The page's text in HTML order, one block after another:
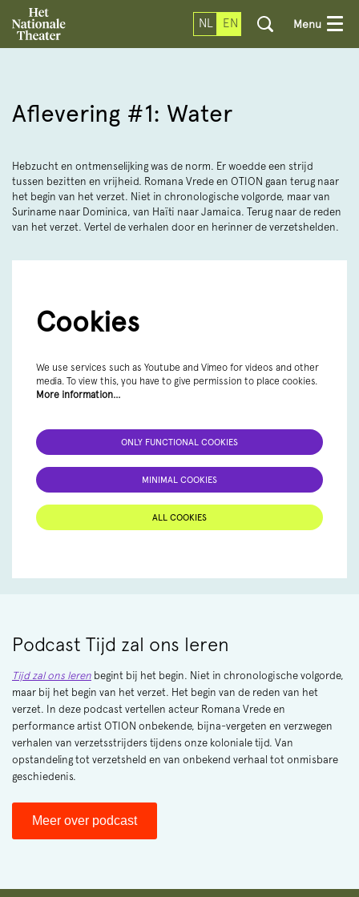
NL EN Menu
Aflevering #1: Water
Hebzucht en ontmenselijking was de norm. Er woedde een strijd
tussen bezitten en vrijheid. Romana Vrede en OTION gaan terug naar
het begin van het verzet. Niet in chronologische volgorde, maar van
Suriname naar Dominica, van Haïti naar Jamaica. Terug naar de reden
van het verzet. Vertel de verhalen door en herinner de verzetshelden.
Cookies
We use services such as Youtube and Vimeo for videos and other
media. To view this, you have to give permission to place cookies.
More information…
ONLY FUNCTIONAL COOKIES
MINIMAL COOKIES
ALL COOKIES
Podcast Tijd zal ons leren
Tijd zal ons leren begint bij het begin. Niet in chronologische volgorde,
maar bij het begin van het verzet. Het begin van de reden van het
verzet. In deze podcast vertellen acteur Romana Vrede en
performance artist OTION onbekende, bijna-vergeten en verzwegen
verhalen van verzetsstrijders tijdens onze koloniale tijd. Van
opstandeling tot verzetsheld en van onbekend verhaal tot onmisbare
geschiedenis.
Meer over podcast